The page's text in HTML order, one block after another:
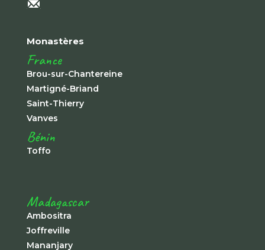
Monastères
France
Brou-sur-Chantereine
Martigné-Briand
Saint-Thierry
Vanves
Bénin
Toffo
Madagascar
Ambositra
Joffreville
Mananjary